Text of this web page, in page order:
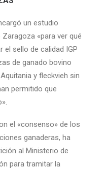
un estudio
«para ver qué
el sello de calidad IGP
de ganado bovino
y fleckvieh sin
permitido que
el «consenso» de los
ganaderas, ha
al Ministerio de
para tramitar la